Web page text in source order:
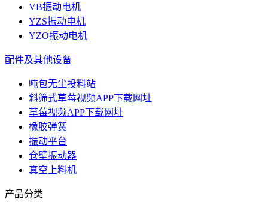
VB振动电机
YZS振动电机
YZO振动电机
配件及其他设备
吨包无尘投料站
斜筛式草莓视频APP下载网址
草莓视频APP下载网址
橡胶弹簧
振动平台
仓壁振动器
真空上料机
产品分类